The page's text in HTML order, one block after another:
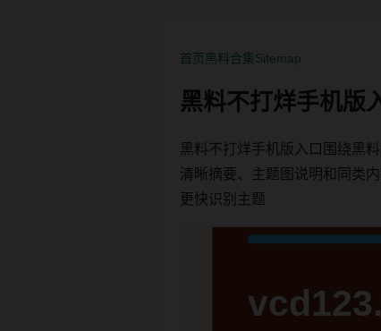
首页黑料合集Sitemap
黑料不打烊手机版
黑料不打烊手机版入口围绕黑
清晰摘要、主题图说明和同类
更快识别主题